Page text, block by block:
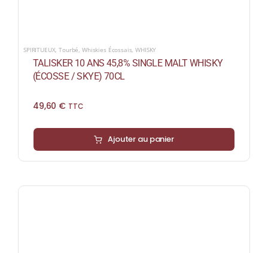
SPIRITUEUX,Tourbé, Whiskies Écossais,WHISKY
TALISKER 10 ANS 45,8% SINGLE MALT WHISKY
(ÉCOSSE / SKYE) 70CL
49,60 € TTC
Ajouter au panier